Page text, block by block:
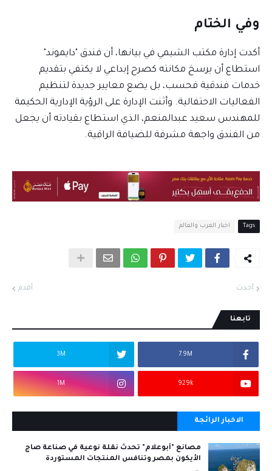
وفي الختام
أكدت إدارة مكتب الشيمي في بيانها، أن فندق "دايموند"
استطاع أن يرسخ مكانته كصرح إبداعي لا يكتفي بتقديم
خدمات فندقية فحسب، بل يضع معايير جديدة لتنظيم
الفعاليات الاحتفالية. وأثنت الإدارة على الرؤية الإدارية الحكيمة
للمهندس سعيد عبدالمنعم، الذي استطاع بقيادته أن يجعل
من الفندق واجهة مشرفة للضيافة الراقية.
Tags اخبار العرب والعالم
أحدث أقدم
تابعنا
7.9M
3M
929k
1M
الاخبار الرائجة
مصانع "أبوعلام" تحدث نقلة نوعية في صناعة صاج
الأيكون بمصر وتنافس المنتجات المستوردة